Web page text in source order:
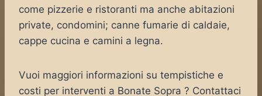
come pizzerie e ristoranti ma anche abitazioni
private, condomini; canne fumarie di caldaie,
cappe cucina e camini a legna.
Vuoi maggiori informazioni su tempistiche e
costi per interventi a Bonate Sopra ? Contattaci